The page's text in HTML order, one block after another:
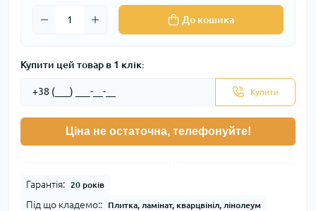
До кошика
Купити цей товар в 1 клік:
Купити
Ціна не остаточна, телефонуйте!
Гарантія: 20 років
Під що кладемо:: Плитка, ламінат, кварцвініл, лінолеум